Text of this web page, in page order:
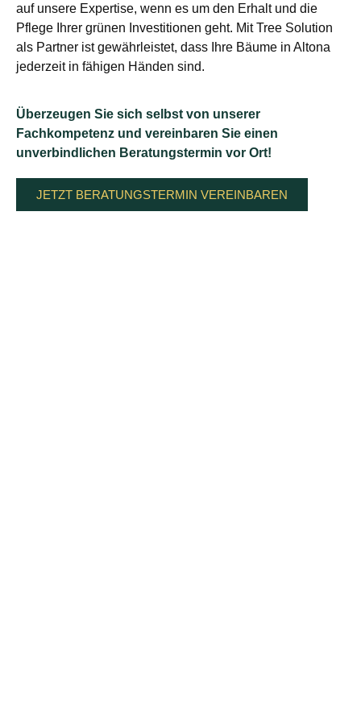
auf unsere Expertise, wenn es um den Erhalt und die
Pflege Ihrer grünen Investitionen geht. Mit Tree Solution
als Partner ist gewährleistet, dass Ihre Bäume in Altona
jederzeit in fähigen Händen sind.
Überzeugen Sie sich selbst von unserer
Fachkompetenz und vereinbaren Sie einen
unverbindlichen Beratungstermin vor Ort!
JETZT BERATUNGSTERMIN VEREINBAREN